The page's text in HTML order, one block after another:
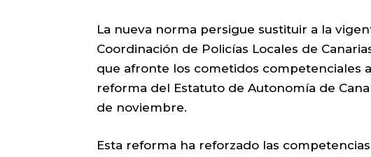
La nueva norma persigue sustituir a la
Coordinación de Policías Locales de
que afronte los cometidos competenciales
reforma del Estatuto de Autonomía de
de noviembre.
Esta reforma ha reforzado las